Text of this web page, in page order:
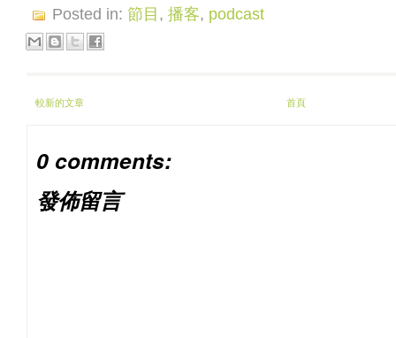
Posted in: 節目, 播客, podcast
較新的文章 首頁
0 comments:
發佈留言